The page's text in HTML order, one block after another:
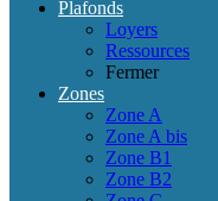
Plafonds
Loyers
Ressources
Fermer
Zones
Zone A
Zone A bis
Zone B1
Zone B2